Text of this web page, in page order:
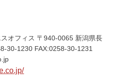
スオフィス 〒940-0065 新潟県長
30-1230 FAX:0258-30-1231